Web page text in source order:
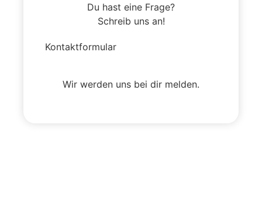
Du hast eine Frage?
Schreib uns an!
Kontaktformular
Wir werden uns bei dir melden.